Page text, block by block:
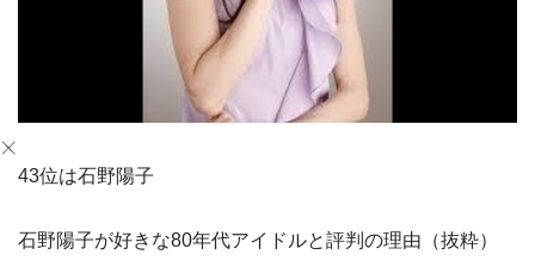
43位は石野陽子
石野陽子が好きな80年代アイドルと評判の理由（抜粋）